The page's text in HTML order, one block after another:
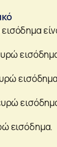
εισόδημα.